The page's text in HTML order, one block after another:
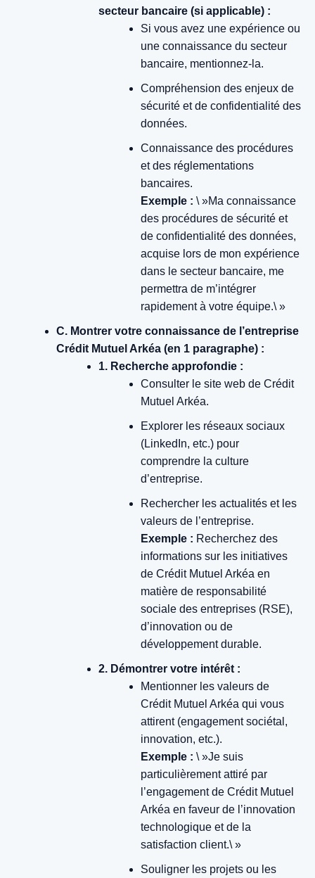
secteur bancaire (si applicable) :
Si vous avez une expérience ou
une connaissance du secteur
bancaire, mentionnez-la.
Compréhension des enjeux de
sécurité et de confidentialité des
données.
Connaissance des procédures
et des réglementations
bancaires.
Exemple : \ »Ma connaissance
des procédures de sécurité et
de confidentialité des données,
acquise lors de mon expérience
dans le secteur bancaire, me
permettra de m’intégrer
rapidement à votre équipe.\ »
C. Montrer votre connaissance de l’entreprise
Crédit Mutuel Arkéa (en 1 paragraphe) :
1. Recherche approfondie :
Consulter le site web de Crédit
Mutuel Arkéa.
Explorer les réseaux sociaux
(LinkedIn, etc.) pour
comprendre la culture
d’entreprise.
Rechercher les actualités et les
valeurs de l’entreprise.
Exemple : Recherchez des
informations sur les initiatives
de Crédit Mutuel Arkéa en
matière de responsabilité
sociale des entreprises (RSE),
d’innovation ou de
développement durable.
2. Démontrer votre intérêt :
Mentionner les valeurs de
Crédit Mutuel Arkéa qui vous
attirent (engagement sociétal,
innovation, etc.).
Exemple : \ »Je suis
particulièrement attiré par
l’engagement de Crédit Mutuel
Arkéa en faveur de l’innovation
technologique et de la
satisfaction client.\ »
Souligner les projets ou les